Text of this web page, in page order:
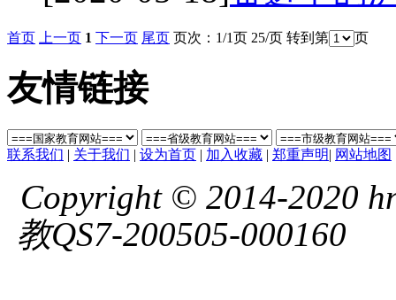
首页 上一页 1 下一页 尾页 页次：1/1页 25/页 转到第 页
友情链接
联系我们 | 关于我们 | 设为首页 | 加入收藏 | 郑重声明| 网站地图
Copyright © 2014-2020
教QS7-200505-000160